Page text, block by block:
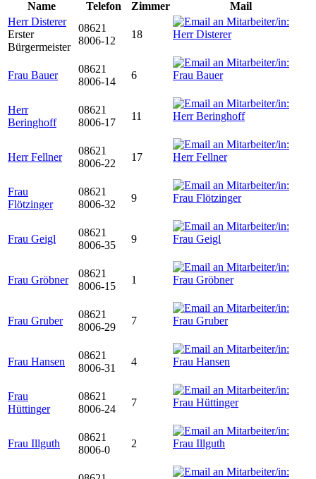
Name
Telefon Zimmer
Mail
Herr Disterer
Erster
Bürgermeister
08621
8006-12
18
Frau Bauer
08621
8006-14
6
Herr
Beringhoff
08621
8006-17
11
Herr Fellner
08621
8006-22
17
Frau
Flötzinger
08621
8006-32
9
Frau Geigl
08621
8006-35
9
Frau Gröbner
08621
8006-15
1
Frau Gruber
08621
8006-29
7
Frau Hansen
08621
8006-31
4
Frau
Hüttinger
08621
8006-24
7
Frau Illguth
08621
8006-0
2